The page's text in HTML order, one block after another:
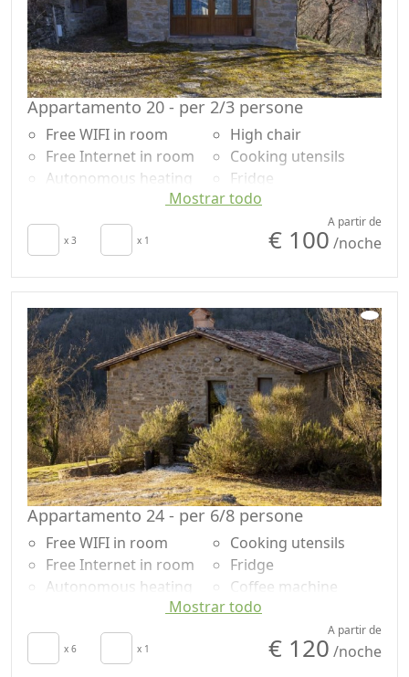
Appartamento 20 - per 2/3 persone
Free WIFI in room
Free Internet in room
Autonomous heating
Kitchen
Kitchenette
Cupboard or
Wardrobe
Desk
Dining table
High chair
Cooking utensils
Fridge
Coffee machine
Outdoor dining area
Shower
Garden view
Panoramic view
Own entrance
Mostrar todo
x 3 x 1
A partir de
€ 100 /noche
Appartamento 24 - per 6/8 persone
Free WIFI in room
Free Internet in room
Autonomous heating
Kitchen
Kitchenette
Cooking utensils
Fridge
Coffee machine
Outdoor dining area
Smoking allowed
Mostrar todo
x 6 x 1
A partir de
€ 120 /noche